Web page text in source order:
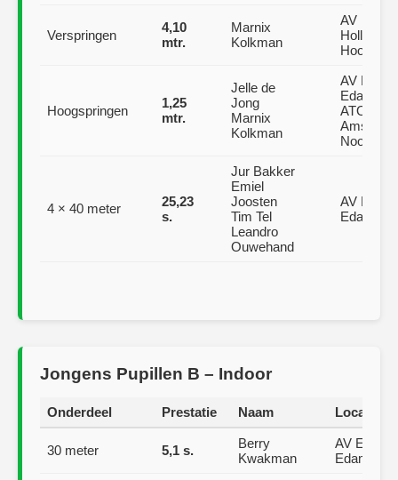
Verspringen
4,10
mtr.
Marnix
Kolkman
AV
Hollandia,
Hoorn
Hoogspringen
1,25
mtr.
Jelle de
Jong
Marnix
Kolkman
AV Edam,
Edam
ATOS,
Noord
4 × 40 meter
25,23
s.
Jur Bakker
Emiel
Joosten
Tim Tel
Leandro
Ouwehand
AV Edam,
Edam
Jongens Pupillen B – Indoor
Onderdeel Prestatie Naam Locatie
30 meter 5,1 s.
Berry
Kwakman
AV Edam,
Edam